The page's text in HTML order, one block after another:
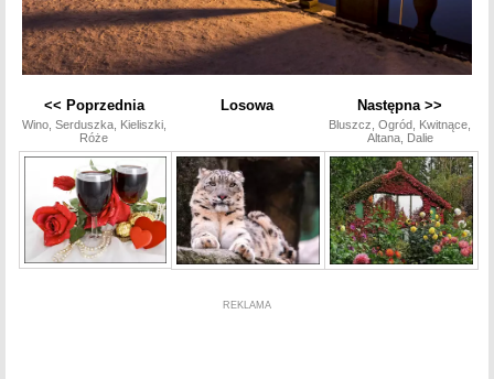
<< Poprzednia
Wino, Serduszka, Kieliszki,
Róże
Losowa Następna >>
Bluszcz, Ogród, Kwitnące,
Altana, Dalie
REKLAMA